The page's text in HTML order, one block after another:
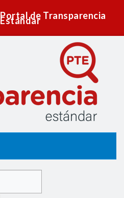
Portal de Transparencia
Estándar